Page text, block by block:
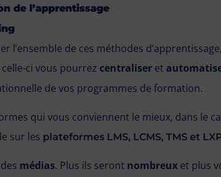
de l’apprentissage
l’ensemble de ces méthodes
celle-ci vous pourrez centraliser et
de vos programmes de formation.
qui vous conviennent le mieux, dans le
sur les plateformes LMS, LCMS, TMS et
médias. Plus ils seront nombreux et plus